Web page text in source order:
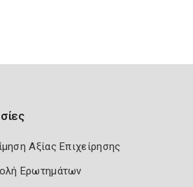
Αξίας Επιχείρησης
Ερωτημάτων